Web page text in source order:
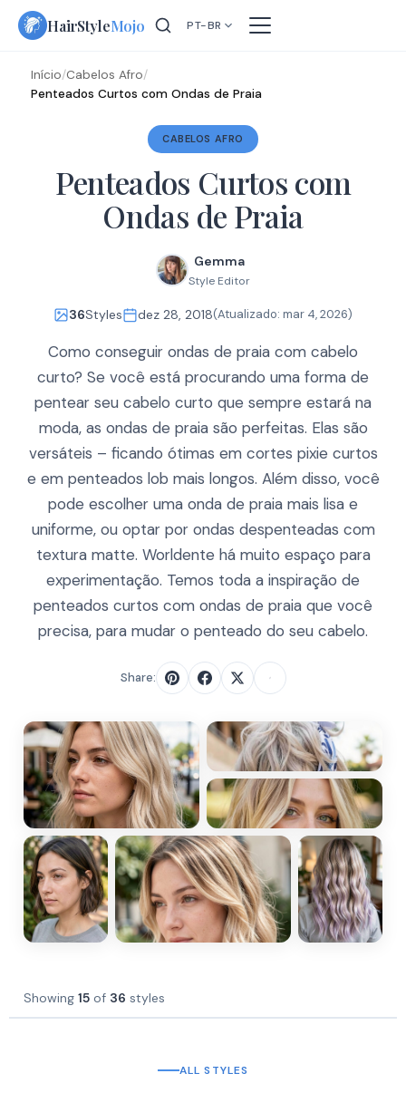
Skip
HairStyleMojo PT-BR
Início/Cabelos Afro/
Penteados Curtos com Ondas de Praia
CABELOS AFRO
Penteados Curtos com
Ondas de Praia
Gemma
Style Editor
36Styles dez 28, 2018(Atualizado: mar 4, 2026)
Como conseguir ondas de praia com cabelo
curto? Se você está procurando uma forma de
pentear seu cabelo curto que sempre estará na
moda, as ondas de praia são perfeitas. Elas são
versáteis – ficando ótimas em cortes pixie curtos
e em penteados lob mais longos. Além disso, você
pode escolher uma onda de praia mais lisa e
uniforme, ou optar por ondas despenteadas com
textura matte. Worldente há muito espaço para
experimentação. Temos toda a inspiração de
penteados curtos com ondas de praia que você
precisa, para mudar o penteado do seu cabelo.
Share:
Showing 15 of 36 styles
ALL STYLES